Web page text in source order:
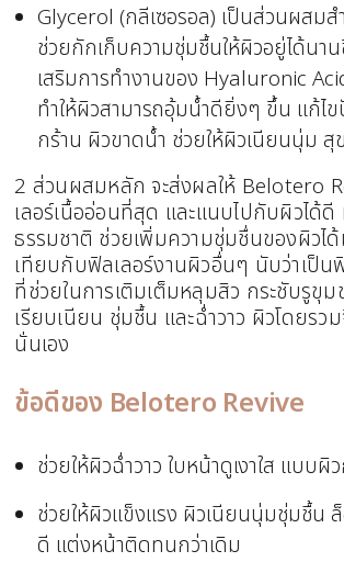
Glycerol (กลีเซอรอล) เป็นส่วนผสม
ช่วยกักเก็บความชุ่มชื้นให้ผิวอยู่ได้นา
เสริมการทำงานของ Hyaluronic
ทำให้ผิวสามารถอุ้มน้ำดียิ่งๆ ขึ้น แก้ไ
กร้าน ผิวขาดน้ำ ช่วยให้ผิวเนียนนุ่ม สุ
2 ส่วนผสมหลัก จะส่งผลให้ Belotero
เลอร์เนื้ออ่อนที่สุด และแนบไปกับผิวได้ดี
ธรรมชาติ ช่วยเพิ่มความชุ่มชื่นของผิวไ
เทียบกับฟิลเลอร์งานผิวอื่นๆ นับว่าเป็น
ที่ช่วยในการเติมเต็มหลุมสิว กระชับรูขุม
เรียบเนียน ชุ่มชื้น และฉ่ำวาว ผิวโดยรว
นั่นเอง
ข้อดีของ Belotero Revive
ช่วยให้ผิวฉ่ำวาว ใบหน้าดูเงาใส แบบผิ
ช่วยให้ผิวแข็งแรง ผิวเนียนนุ่มชุ่มชื้น
ดี แต่งหน้าติดทนกว่าเดิม